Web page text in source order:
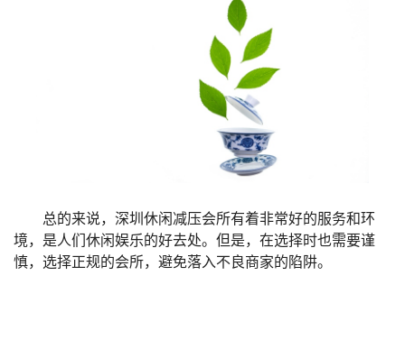
总的来说，深圳休闲减压会所有着非常好的服务和环
境，是人们休闲娱乐的好去处。但是，在选择时也需要谨
慎，选择正规的会所，避免落入不良商家的陷阱。